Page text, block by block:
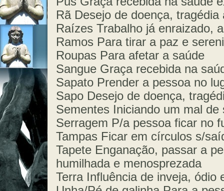
Rã Desejo de doença,
Raízes Trabalho já enraizado,
Ramos Para tirar a paz e
Roupas Para afetar a saúde
Sangue Graça recebida na
Sapato Prender a pessoa no
Sapo Desejo de doença,
Sementes Iniciando um mal
Serragem P/a pessoa ficar no
Tampas Ficar em círculos s/
Tapete Enganação, passar a
humilhada e menosprezada
Terra Influência de inveja, ódio